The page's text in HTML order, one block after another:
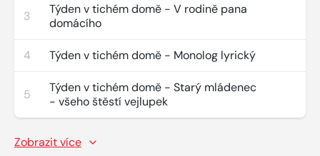
3
Týden v tichém domě - V rodině pana
domácího
4 Týden v tichém domě - Monolog lyrický
5
Týden v tichém domě - Starý mládenec
- všeho štěstí vejlupek
Zobrazit více